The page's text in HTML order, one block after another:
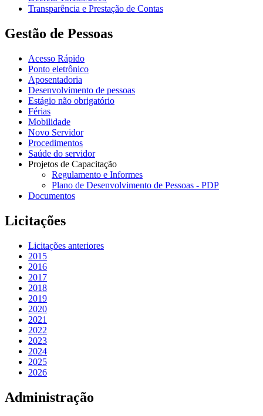
Transparência e Prestação de Contas
Gestão de Pessoas
Acesso Rápido
Ponto eletrônico
Aposentadoria
Desenvolvimento de pessoas
Estágio não obrigatório
Férias
Mobilidade
Novo Servidor
Procedimentos
Saúde do servidor
Projetos de Capacitação
Regulamento e Informes
Plano de Desenvolvimento de Pessoas - PDP
Documentos
Licitações
Licitações anteriores
2015
2016
2017
2018
2019
2020
2021
2022
2023
2024
2025
2026
Administração